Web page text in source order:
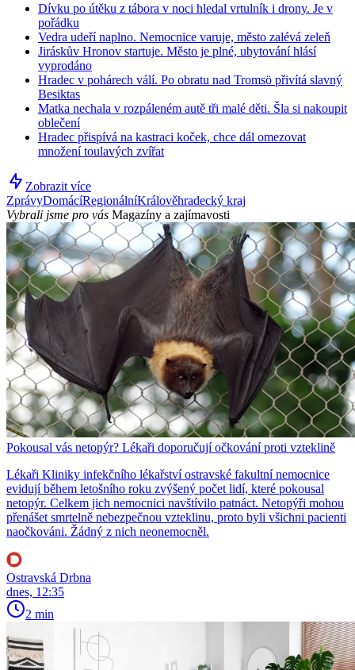
Dívku po útěku z tábora v noci hledal vrtulník i drony. Je v
pořádku
Vedra udeří naplno. Nemocnice varuje, město zalévá zeleň
Jiráskův Hronov startuje. Město je plné, ubytování hlásí
vyprodáno
Hradec v pohárech válí. Po obratu nad Tromsö přivítá slavný
Besiktas
Matka nechala v rozpáleném autě tři malé děti. Šla si nakoupit
oblečení
Hradec přispívá na kastraci koček, chce dál omezovat
množení toulavých zvířat
Zobrazit více
ZprávyDomácíRegionálníKrálověhradecký kraj
Vybrali jsme pro vás Magazíny a zajímavosti
Pokousal vás netopýr? Lékaři doporučují očkování proti vzteklině
Lékaři Kliniky infekčního lékařství ostravské fakultní nemocnice
evidují během letošního roku zvýšený počet lidí, které pokousal
netopýr. Celkem jich nemocnici navštívilo patnáct. Netopýři mohou
přenášet smrtelně nebezpečnou vzteklinu, proto byli všichni pacienti
naočkováni. Žádný z nich neonemocněl.
Ostravská Drbna
dnes, 12:35
2 min